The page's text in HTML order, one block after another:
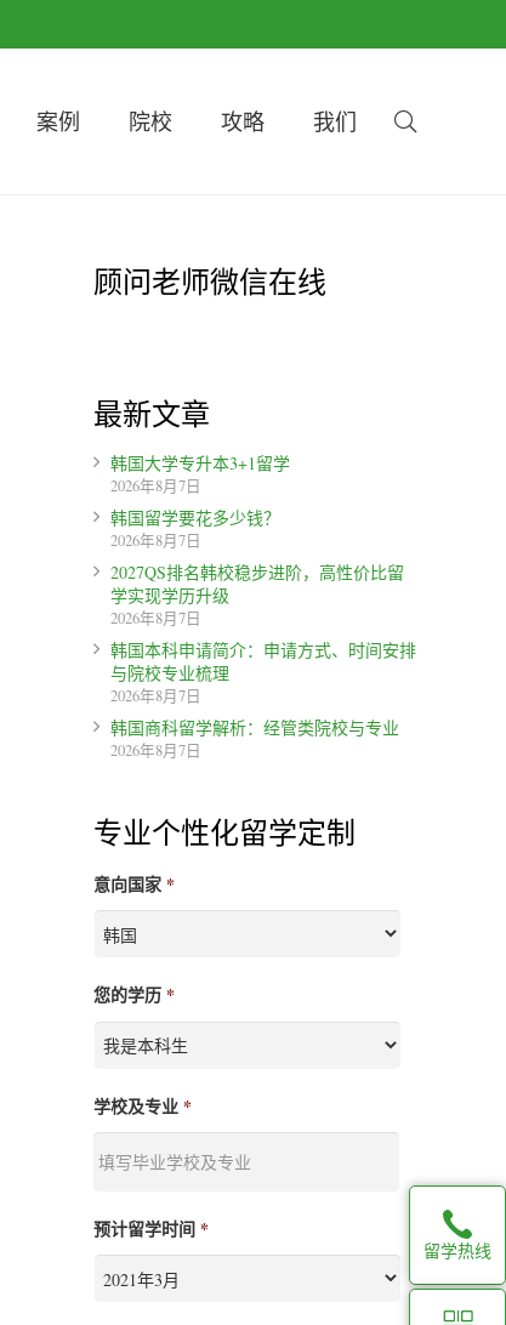
案例 院校 攻略 我们
顾问老师微信在线
最新文章
韩国大学专升本3+1留学
2026年8月7日
韩国留学要花多少钱？
2026年8月7日
2027QS排名韩校稳步进阶，高性价比留
学实现学历升级
2026年8月7日
韩国本科申请简介：申请方式、时间安排
与院校专业梳理
2026年8月7日
韩国商科留学解析：经管类院校与专业
2026年8月7日
专业个性化留学定制
意向国家 *
您的学历 *
学校及专业 *
预计留学时间 *
留学热线